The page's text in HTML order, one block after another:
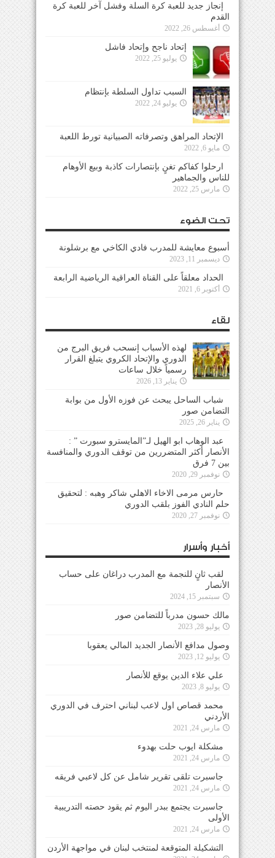
إنجاز جديد للعبة كرة السلة وفشل آخر للعبة كرة
القدم
أغسطس 26, 2022
إتحاد ناجح وإتحاد فاشل
يوليو 25, 2022
السبب تداول السلطة بإنتظام
يوليو 24, 2022
الإتحاد المراهق وتصرفاته الصبيانية تورط اللعبة
مايو 6, 2022
ارحلوا كفاكم تغنٍ بإنتصارات كاذبة وبيع الأوهام
للناس والجماهير
مارس 25, 2022
تحت الضوء
أسبوع معايشة للمدرب فادي الكاخي مع برشلونة
ديسمبر 11, 2023
الحداد معلقاً على القناة العراقية الرياضية الرابعة
أكتوبر 6, 2021
لقاء
لهذه الأسباب إنسحب فريق البرج من
الدوري والإتحاد الكروي يتبلغ القرار
رسمياً خلال ساعات
يناير 13, 2026
شباب الساحل يبحث عن فوزه الأول من بوابة
التضامن صور
يناير 26, 2025
عبد الوهاب ابو الهيل لـ”المايسترو سبورت ” :
الأنصار أكثر المتضررين من توقف الدوري والمنافسة
بين 7 فرق
نوفمبر 29, 2020
حارس مرمى الاخاء الاهلي شاكر وهبه : لتحقيق
حلم النادي الفوز بلقب الدوري
نوفمبر 27, 2020
أخبار وأسرار
لقب ثانٍ للنجمة مع المدرب دراغان على حساب
الأنصار
سبتمبر 15, 2024
مالك حسون مدرباً للتضامن صور
يوليو 28, 2023
وصول مدافع الأنصار الجديد المالي يعقوبا
يوليو 12, 2023
علي علاء الدين يوقع للأنصار
يوليو 8, 2023
محمد قصاص اول لاعب لبناني احترف في الدوري
الأردني
مارس 24, 2021
مشكلة ايوب حلت بهدوء
مارس 24, 2021
جاسبرت تلقى تقرير شامل عن كل لاعبي فريقه
مارس 24, 2021
جاسبرت يجتمع ببدر اليوم ثم يقود حصته التدريبية
الأولى
مارس 24, 2021
التشكيلة المتوقعة لمنتخب لبنان في مواجهة الأردن